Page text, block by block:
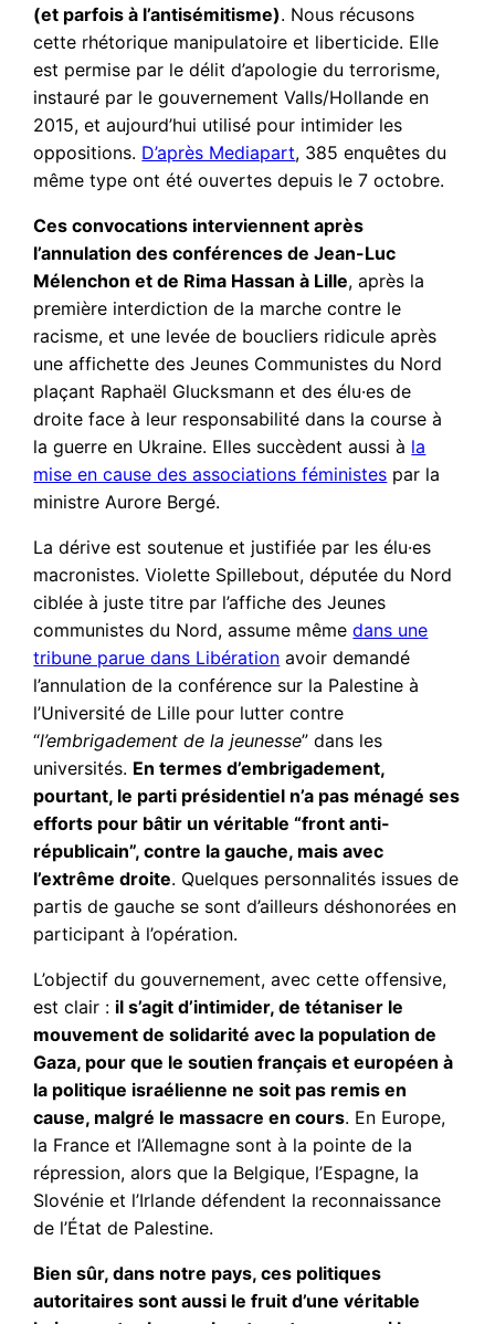
(et parfois à l’antisémitisme). Nous récusons
cette rhétorique manipulatoire et liberticide. Elle
est permise par le délit d’apologie du terrorisme,
instauré par le gouvernement Valls/Hollande en
2015, et aujourd’hui utilisé pour intimider les
oppositions. D’après Mediapart, 385 enquêtes du
même type ont été ouvertes depuis le 7 octobre.
Ces convocations interviennent après
l’annulation des conférences de Jean-Luc
Mélenchon et de Rima Hassan à Lille, après la
première interdiction de la marche contre le
racisme, et une levée de boucliers ridicule après
une affichette des Jeunes Communistes du Nord
plaçant Raphaël Glucksmann et des élu·es de
droite face à leur responsabilité dans la course à
la guerre en Ukraine. Elles succèdent aussi à la
mise en cause des associations féministes par la
ministre Aurore Bergé.
La dérive est soutenue et justifiée par les élu·es
macronistes. Violette Spillebout, députée du Nord
ciblée à juste titre par l’affiche des Jeunes
communistes du Nord, assume mêmedans une
tribune parue dans Libération avoir demandé
l’annulation de la conférence sur la Palestine à
l’Université de Lille pour lutter contre
“l’embrigadement de la jeunesse” dans les
universités. En termes d’embrigadement,
pourtant, le parti présidentiel n’a pas ménagé ses
efforts pour bâtir un véritable “front anti-
républicain”, contre la gauche, mais avec
l’extrême droite. Quelques personnalités issues de
partis de gauche se sont d’ailleurs déshonorées en
participant à l’opération.
L’objectif du gouvernement, avec cette offensive,
est clair : il s’agit d’intimider, de tétaniser le
mouvement de solidarité avec la population de
Gaza, pour que le soutien français et européen à
la politique israélienne ne soit pas remis en
cause, malgré le massacre en cours. En Europe,
la France et l’Allemagne sont à la pointe de la
répression, alors que la Belgique, l’Espagne, la
Slovénie et l’Irlande défendent la reconnaissance
de l’État de Palestine.
Bien sûr, dans notre pays, ces politiques
autoritaires sont aussi le fruit d’une véritable